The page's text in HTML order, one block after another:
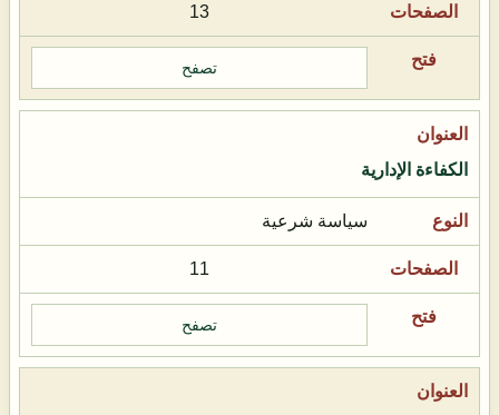
13
تصفح
الكفاءة الإدارية
سياسة شرعية
11
تصفح